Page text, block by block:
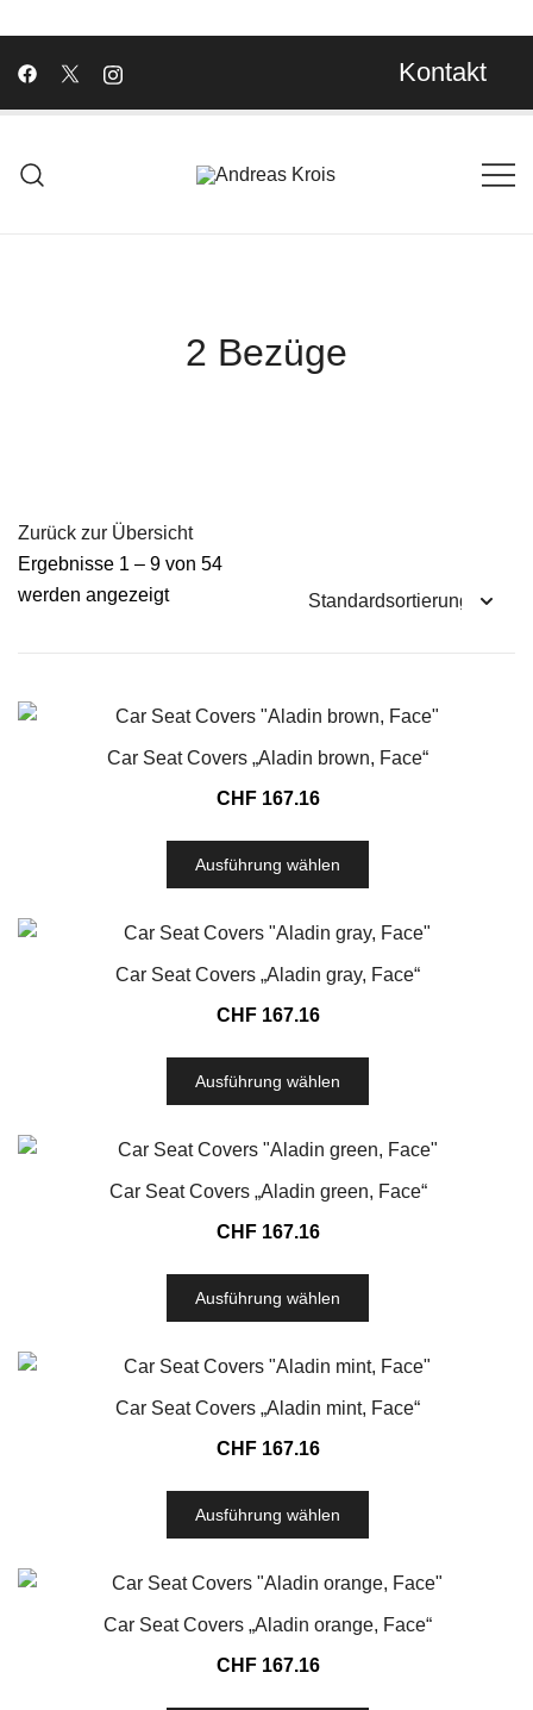
Kontakt
2 Bezüge
Zurück zur Übersicht
Ergebnisse 1 – 9 von 54
werden angezeigt
Car Seat Covers „Aladin brown, Face“
CHF167.16
Ausführung wählen
Car Seat Covers „Aladin gray, Face“
CHF167.16
Ausführung wählen
Car Seat Covers „Aladin green, Face“
CHF167.16
Ausführung wählen
Car Seat Covers „Aladin mint, Face“
CHF167.16
Ausführung wählen
Car Seat Covers „Aladin orange, Face“
CHF167.16